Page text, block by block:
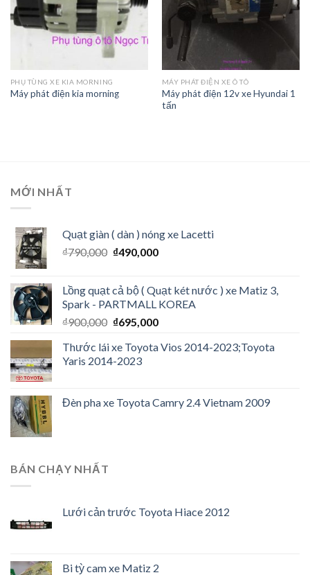
PHỤ TÙNG XE KIA MORNING
Máy phát điện kia morning
MÁY PHÁT ĐIỆN XE Ô TÔ
Máy phát điện 12v xe Hyundai 1
tấn
MỚI NHẤT
Quạt giàn ( dàn ) nóng xe Lacetti
₫790,000 ₫490,000
Lồng quạt cả bộ ( Quạt két nước ) xe Matiz 3,
Spark - PARTMALL KOREA
₫900,000 ₫695,000
Thước lái xe Toyota Vios 2014-2023;Toyota
Yaris 2014-2023
Đèn pha xe Toyota Camry 2.4 Vietnam 2009
BÁN CHẠY NHẤT
Lưới cản trước Toyota Hiace 2012
Bi tỳ cam xe Matiz 2